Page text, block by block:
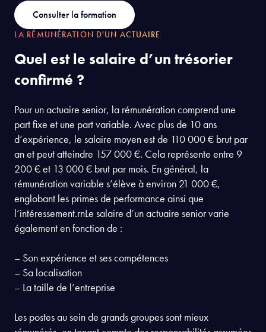
Consulter la formation
LA RÉMUNÉRATION D'UN ACTUAIRE
Quel est le salaire d’un trésorier
confirmé ?
Pour un actuaire senior, la rémunération comprend une
part fixe et une part variable. Avec plus de 10 ans
d’expérience, le salaire moyen est de 110 000 € brut par
an et peut atteindre 157 000 €. Cela représente entre 9
200 € et 13 000 € brut par mois. En général, la
rémunération variable s’élève à environ 21 000 €,
englobant les primes de performance ainsi que
l’intéressement.rnLe salaire d’un actuaire senior varie
également en fonction de :
– Son expérience et ses compétences
– Sa localisation
– La taille de l’entreprise
Les postes au sein de grands groupes sont mieux